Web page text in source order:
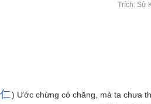
Trích: Sử
仁) Ước chừng có chăng, mà ta chưa